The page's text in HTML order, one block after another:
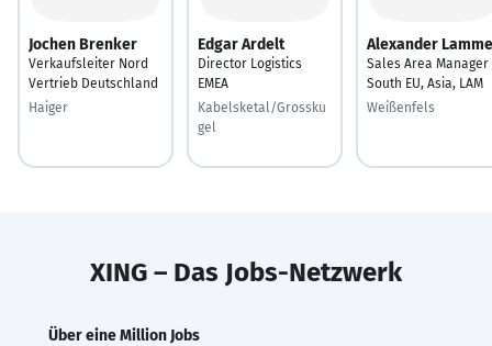
Jochen Brenker
Verkaufsleiter Nord
Vertrieb Deutschland
Haiger
Edgar Ardelt
Director Logistics
EMEA
Kabelsketal/Grossku
gel
Alexander
Sales Area Manager
South EU, Asia, LAM
Weißenfels
XING – Das Jobs-Netzwerk
Über eine Million Jobs